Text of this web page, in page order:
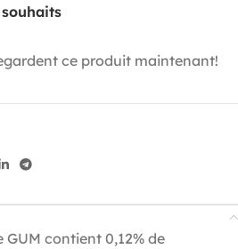
ce produit maintenant!
contient 0,12% de